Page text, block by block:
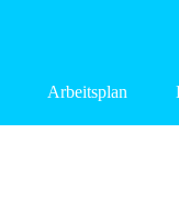
Arbeitsplan